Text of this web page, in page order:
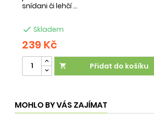
snídani či lehčí ...
 Skladem
239 Kč
 Přidat do košíku
MOHLO BY VÁS ZAJÍMAT